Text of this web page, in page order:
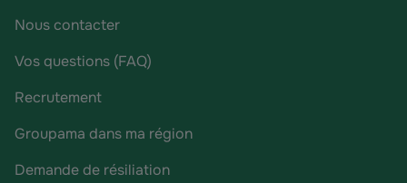
Nous contacter
Vos questions (FAQ)
Recrutement
Groupama dans ma région
Demande de résiliation